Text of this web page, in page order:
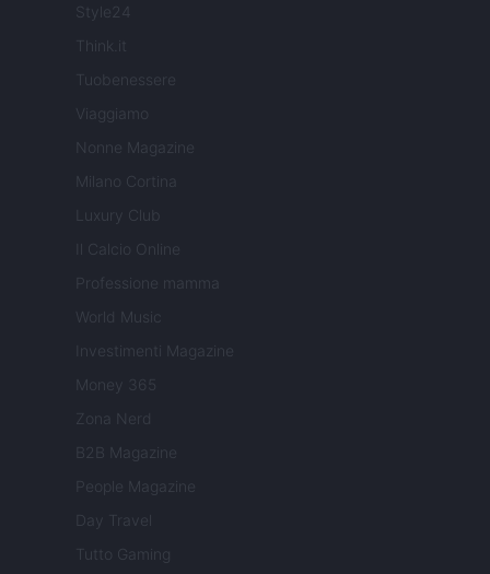
Style24
Think.it
Tuobenessere
Viaggiamo
Nonne Magazine
Milano Cortina
Luxury Club
Il Calcio Online
Professione mamma
World Music
Investimenti Magazine
Money 365
Zona Nerd
B2B Magazine
People Magazine
Day Travel
Tutto Gaming